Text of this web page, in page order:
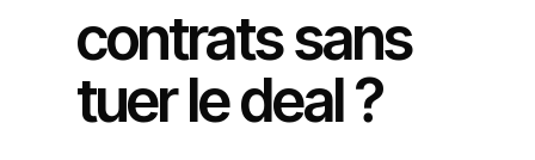
contrats sans
tuer le deal ?